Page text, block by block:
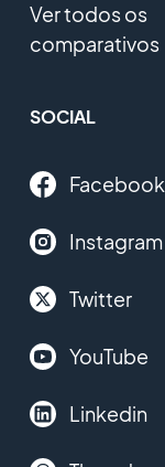
Ver todos os
comparativos
SOCIAL
Facebook
Instagram
Twitter
YouTube
Linkedin